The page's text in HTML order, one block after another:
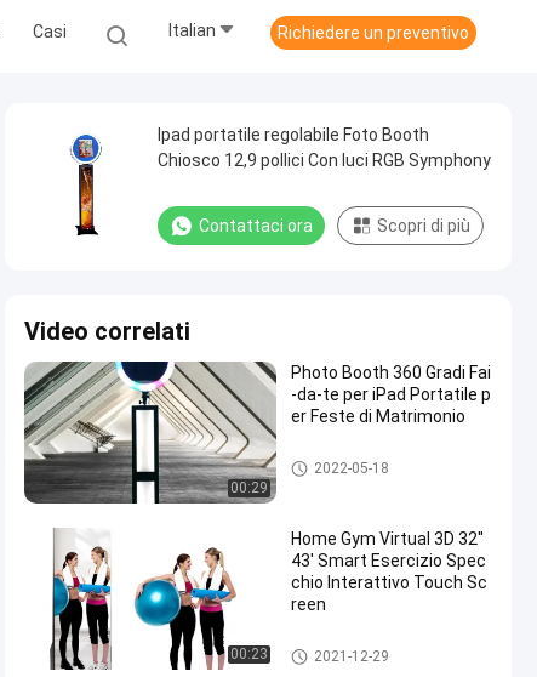
Casi Italian Richiedere un preventivo
Ipad portatile regolabile Foto Booth
Chiosco 12,9 pollici Con luci RGB Symphony
Contattaci ora Scopri di più
Video correlati
00:29
Photo Booth 360 Gradi Fai
-da-te per iPad Portatile p
er Feste di Matrimonio
specchio astuto diy
2022-05-18
00:23
Home Gym Virtual 3D 32''
43' Smart Esercizio Spec
chio Interattivo Touch Sc
reen
specchio astuto diy
2021-12-29